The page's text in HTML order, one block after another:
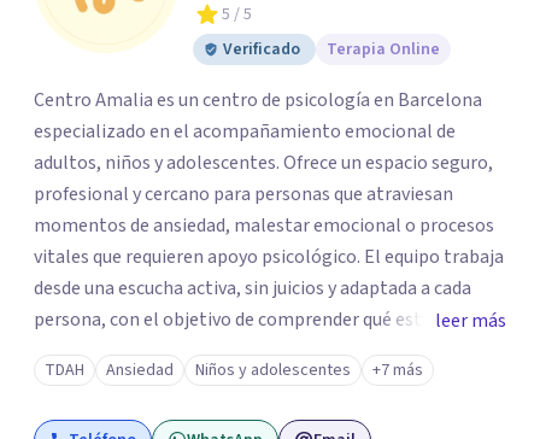
5 / 5
Verificado
Terapia Online
Centro Amalia es un centro de psicología en Barcelona
especializado en el acompañamiento emocional de
adultos, niños y adolescentes. Ofrece un espacio seguro,
profesional y cercano para personas que atraviesan
momentos de ansiedad, malestar emocional o procesos
vitales que requieren apoyo psicológico. El equipo trabaja
desde una escucha activa, sin juicios y adaptada a cada
persona, con el objetivo de comprender qué está
ocurriendo y facilitar herramientas para avanzar con
mayor equilibrio y bienestar. La intervención se realiza en
un entorno confidencial y tranquilo, cuidando el ritmo y
leer más
TDAH Ansiedad Niños y adolescentes +7 más